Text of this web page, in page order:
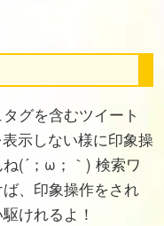
グを含むツイート
示しない様に印象操
(´；ω；｀) 検索ワ
、印象操作をされ
けれるよ！